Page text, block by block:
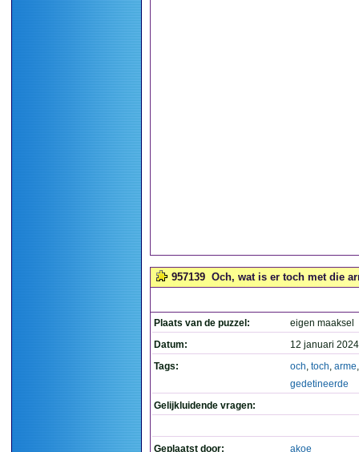
957139 Och, wat is er toch met die
Plaats van de puzzel:
eigen maaksel
Datum:
12 januari
Tags:
och, toch, arme,
gedetineerde
Gelijkluidende vragen:
Geplaatst door: akoe